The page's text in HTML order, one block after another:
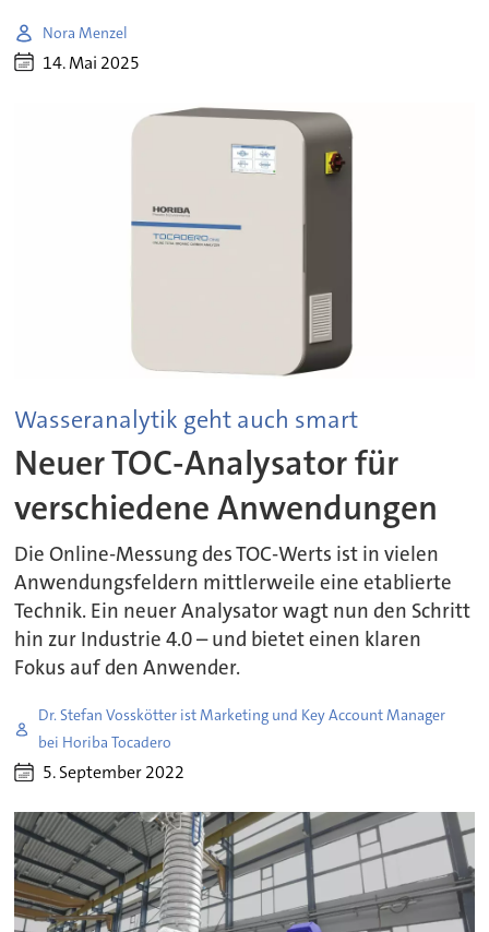
Nora Menzel
14. Mai 2025
Wasseranalytik geht auch smart
Neuer TOC-Analysator für
verschiedene Anwendungen
Die Online-Messung des TOC-Werts ist in vielen
Anwendungsfeldern mittlerweile eine etablierte
Technik. Ein neuer Analysator wagt nun den Schritt
hin zur Industrie 4.0 – und bietet einen klaren
Fokus auf den Anwender.
Dr. Stefan Vosskötter ist Marketing und Key Account Manager
bei Horiba Tocadero
5. September 2022